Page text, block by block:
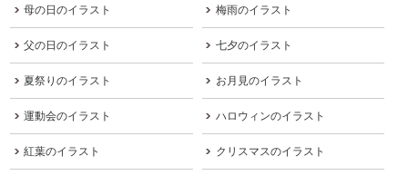
母の日のイラスト 梅雨のイラスト
父の日のイラスト 七夕のイラスト
夏祭りのイラスト お月見のイラスト
運動会のイラスト ハロウィンのイラスト
紅葉のイラスト クリスマスのイラスト